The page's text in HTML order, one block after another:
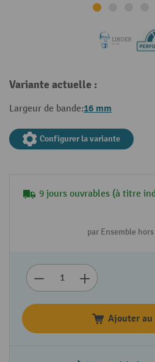
Variante actuelle :
Largeur de bande:16 mm
Configurer la variante
9 jours ouvrables (à titre
par Ensemble
Ajouter